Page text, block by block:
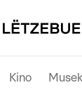
Kino Musek